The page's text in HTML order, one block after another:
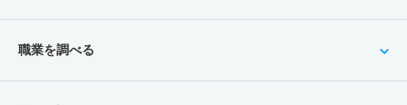
職業を調べる